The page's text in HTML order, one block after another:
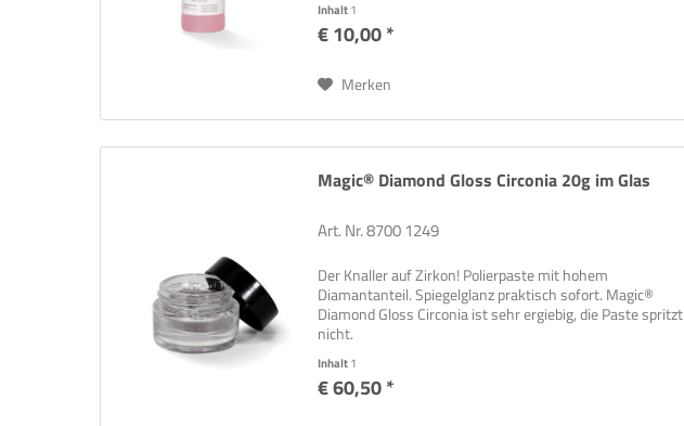
Inhalt1
€ 10,00 *
Merken
Magic® Diamond Gloss Circonia 20g im Glas
Art. Nr. 8700 1249
Der Knaller auf Zirkon! Polierpaste mit hohem
Diamantanteil. Spiegelglanz praktisch sofort. Magic®
Diamond Gloss Circonia ist sehr ergiebig, die Paste spritzt
nicht.
Inhalt1
€ 60,50 *